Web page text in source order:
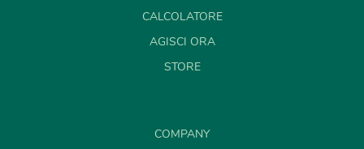
CALCOLATORE
AGISCI ORA
STORE
COMPANY